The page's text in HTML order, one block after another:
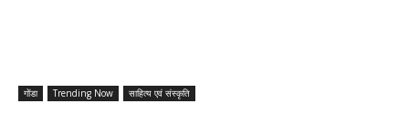
गोंडा Trending Now साहित्य एवं संस्कृति